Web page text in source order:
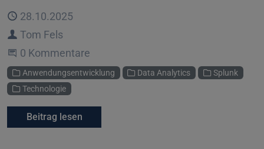
Veröffentlicht
28.10.2025
Autor
Tom Fels
Beginne eine Unterhaltung
0 Kommentare
Kategorien
Anwendungsentwicklung Data Analytics
Splunk
Technologie
Beitrag lesen